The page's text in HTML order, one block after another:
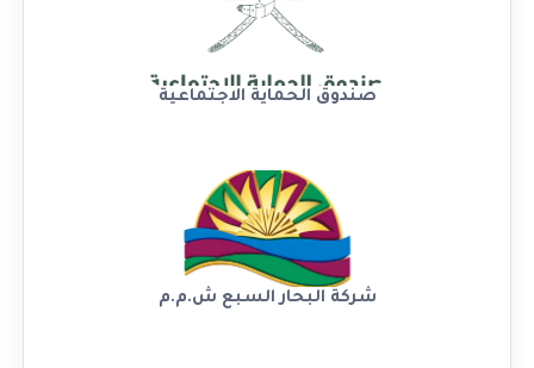
صندوق الحماية الاجتماعية
شركة البحار السبع ش.م.م